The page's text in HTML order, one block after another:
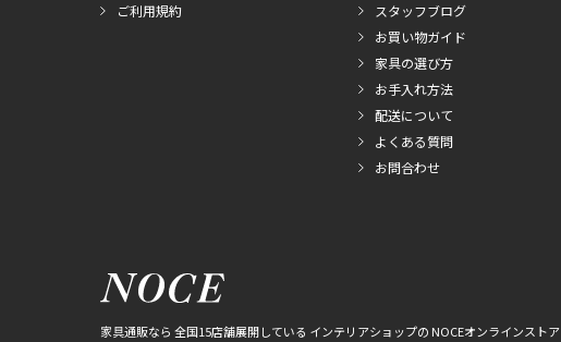
ご利用規約
スタッフブログ
お買い物ガイド
家具の選び方
お手入れ方法
配送について
よくある質問
お問合わせ
家具通販なら 全国15店舗展開している インテリアショップの NOCEオンラインストア